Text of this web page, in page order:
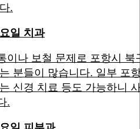
.
일 치과
이나 보철 문제로 포항시 북
분들이 많습니다. 일부 포
신경 치료 등도 가능하니
.